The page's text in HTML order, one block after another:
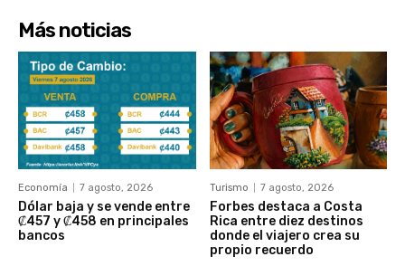
Más noticias
Economía 7 agosto, 2026
Dólar baja y se vende entre
₡457 y ₡458 en principales
bancos
Turismo 7 agosto, 2026
Forbes destaca a Costa
Rica entre diez destinos
donde el viajero crea su
propio recuerdo